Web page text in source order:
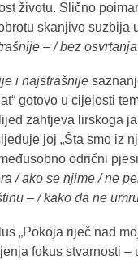
životu. Slično
skanjivo suzbija
– / bez
i najstrašnije
gotovo u cijelosti
zahtjeva lirskoga
joj „Šta smo iz
odrični
/ ako se njime / ne
– / kako da ne
riječ nad
fokus stvarnosti –